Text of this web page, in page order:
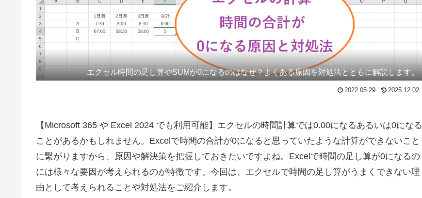
エクセル時間の足し算やSUMが0になるのはなぜ？よくある原因を対処法とともに解説します。
2022.05.29 2025.12.02
【Microsoft 365 や Excel 2024 でも利用可能】エクセルの時間計算では0.00になるあるいは0になる
ことがあるかもしれません。Excelで時間の合計が0になると思っていたような計算ができないこと
に繋がりますから、原因や解決策を把握しておきたいですよね。Excelで時間の足し算が0になるの
には様々な要因が考えられるのが特徴です。今回は、エクセルで時間の足し算がうまくできない理
由として考えられることや対処法をご紹介します。